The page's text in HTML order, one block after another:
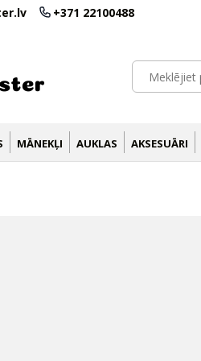
+371 22100488
MĀNEKĻI AUKLAS AKSESUĀRI